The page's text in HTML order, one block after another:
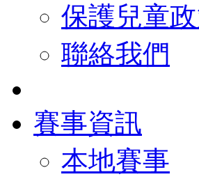
保護兒童
聯絡我們
賽事資訊
本地賽事